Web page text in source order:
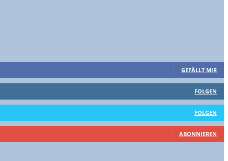
GEFÄLLT MIR
FOLGEN
FOLGEN
ABONNIEREN